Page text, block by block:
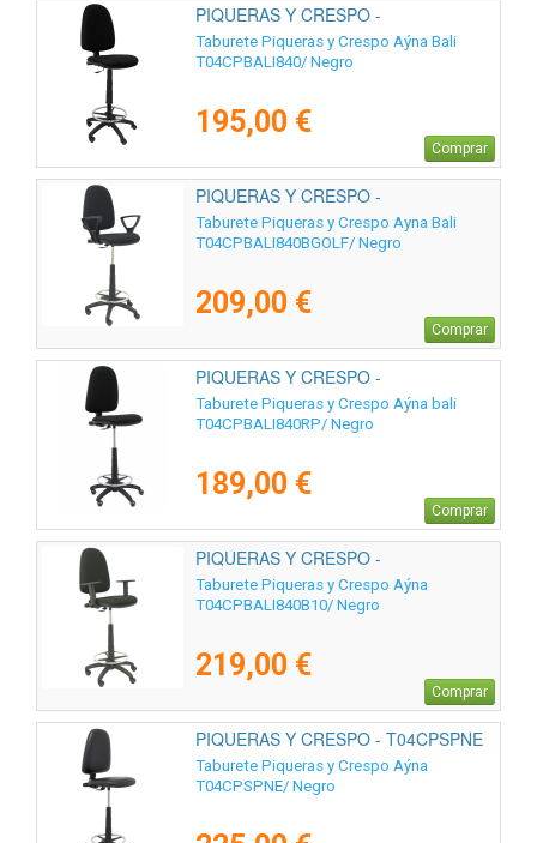
PIQUERAS Y CRESPO -
T04CPBALI840
Taburete Piqueras y Crespo Aýna Bali
T04CPBALI840/ Negro
195,00 €
Comprar
PIQUERAS Y CRESPO -
T04CPBALI840BGOLF
Taburete Piqueras y Crespo Ayna Bali
T04CPBALI840BGOLF/ Negro
209,00 €
Comprar
PIQUERAS Y CRESPO -
T04CPBALI840RP
Taburete Piqueras y Crespo Aýna bali
T04CPBALI840RP/ Negro
189,00 €
Comprar
PIQUERAS Y CRESPO -
T04CPBALI840B10
Taburete Piqueras y Crespo Aýna
T04CPBALI840B10/ Negro
219,00 €
Comprar
PIQUERAS Y CRESPO - T04CPSPNE
Taburete Piqueras y Crespo Aýna
T04CPSPNE/ Negro